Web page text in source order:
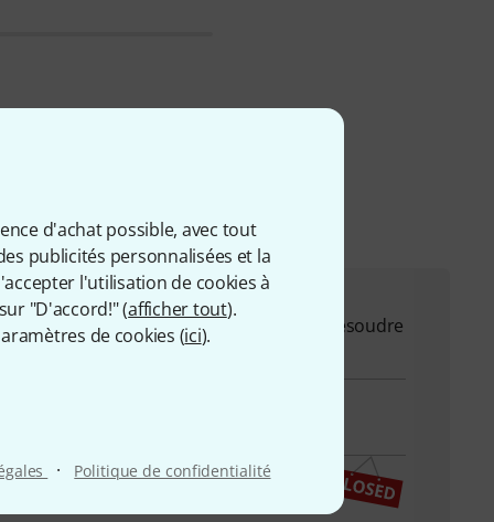
d'achat possible, avec tout
publicités personnalisées et la
l'utilisation de cookies à
"D'accord!" (afficher tout).
de cookies (ici).
· Politique de confidentialité
répondre à toutes vos questions et résoudre